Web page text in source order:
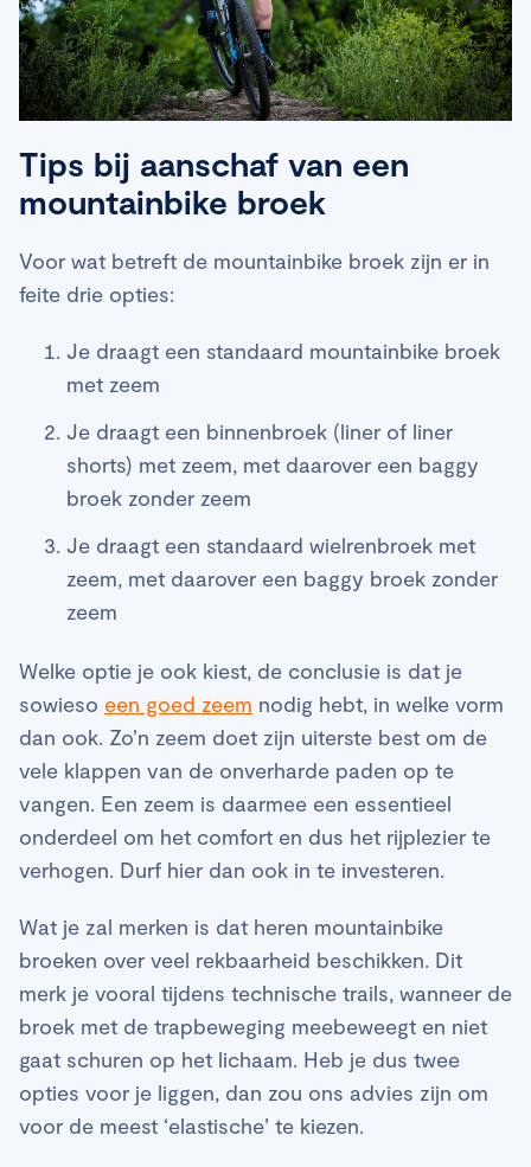
Tips bij aanschaf van een
mountainbike broek
Voor wat betreft de mountainbike broek zijn er in
feite drie opties:
Je draagt een standaard mountainbike broek
met zeem
Je draagt een binnenbroek (liner of liner
shorts) met zeem, met daarover een baggy
broek zonder zeem
Je draagt een standaard wielrenbroek met
zeem, met daarover een baggy broek zonder
zeem
Welke optie je ook kiest, de conclusie is dat je
sowieso een goed zeem nodig hebt, in welke vorm
dan ook. Zo’n zeem doet zijn uiterste best om de
vele klappen van de onverharde paden op te
vangen. Een zeem is daarmee een essentieel
onderdeel om het comfort en dus het rijplezier te
verhogen. Durf hier dan ook in te investeren.
Wat je zal merken is dat heren mountainbike
broeken over veel rekbaarheid beschikken. Dit
merk je vooral tijdens technische trails, wanneer de
broek met de trapbeweging meebeweegt en niet
gaat schuren op het lichaam. Heb je dus twee
opties voor je liggen, dan zou ons advies zijn om
voor de meest ‘elastische’ te kiezen.